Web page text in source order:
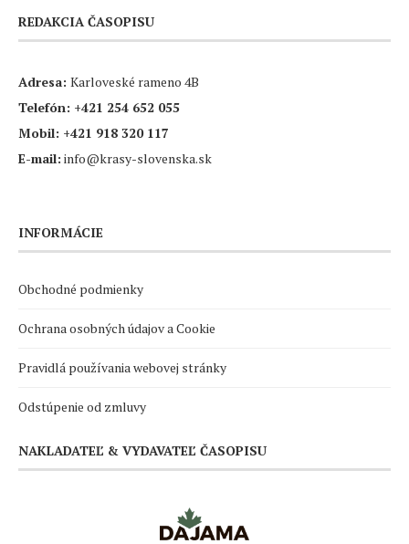
REDAKCIA ČASOPISU
Adresa: Karloveské rameno 4B
Telefón: +421 254 652 055
Mobil: +421 918 320 117
E-mail: info@krasy-slovenska.sk
INFORMÁCIE
Obchodné podmienky
Ochrana osobných údajov a Cookie
Pravidlá používania webovej stránky
Odstúpenie od zmluvy
NAKLADATEĽ & VYDAVATEĽ ČASOPISU